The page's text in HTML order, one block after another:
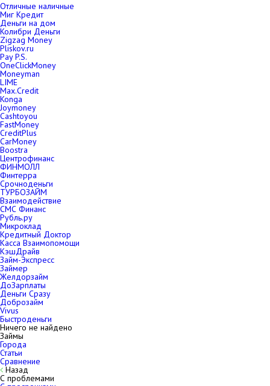
Отличные наличные
Миг Кредит
Деньги на дом
Колибри Деньги
Zigzag Money
Pliskov.ru
Pay P.S.
OneClickMoney
Moneyman
LIME
Max.Credit
Konga
Joymoney
Cashtoyou
FastMoney
CreditPlus
CarMoney
Boostra
Центрофинанс
ФИНМОЛЛ
Финтерра
Срочноденьги
ТУРБОЗАЙМ
Взаимодействие
СМС Финанс
Рубль.ру
Микроклад
Кредитный Доктор
Касса Взаимопомощи
КэшДрайв
Займ-Экспресс
Займер
Желдорзайм
ДоЗарплаты
Деньги Сразу
Доброзайм
Vivus
Быстроденьги
Ничего не найдено
Займы
Города
Статьи
Сравнение
Назад
С проблемами